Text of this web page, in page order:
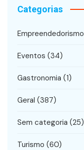
Categorias
Empreendedorismo
Eventos (34)
Gastronomia (1)
Geral (387)
Sem categoria (25)
Turismo (60)